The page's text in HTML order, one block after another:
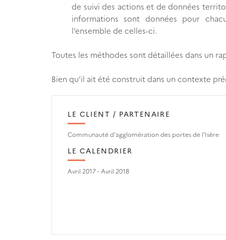
de suivi des actions et de données
informations sont données pour
l’ensemble de celles-ci.
Toutes les méthodes sont détaillées dans un
Bien qu’il ait été construit dans un contexte
LE CLIENT / PARTENAIRE
Communauté d’agglomération des portes de l’Isère
LE CALENDRIER
Avril 2017 - Avril 2018